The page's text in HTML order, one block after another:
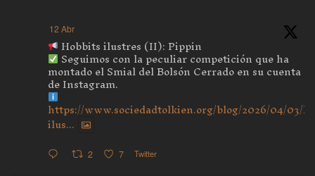
12 Abr
Hobbits ilustres (II): Pippin
Seguimos con la peculiar competición que ha
montado el Smial del Bolsón Cerrado en su cuenta
de Instagram.
https://www.sociedadtolkien.org/blog/2026/04/03/
ilus...
2 7 Twitter